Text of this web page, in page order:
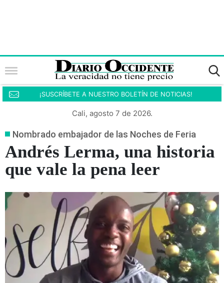
¡SUSCRÍBETE A NUESTRO BOLETÍN DE NOTICIAS!
Cali, agosto 7 de 2026.
Nombrado embajador de las Noches de Feria
Andrés Lerma, una historia
que vale la pena leer